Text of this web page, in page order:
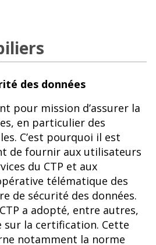
des données
pour mission d’assurer la
en particulier des
C’est pourquoi il est
de fournir aux utilisateurs
du CTP et aux
télématique des
de sécurité des données.
a adopté, entre autres,
sur la certification. Cette
notamment la norme